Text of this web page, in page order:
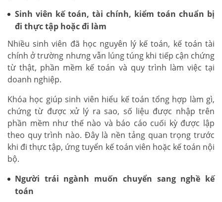
Sinh viên kế toán, tài chính, kiểm toán chuẩn bị
đi thực tập hoặc đi làm
Nhiều sinh viên đã học nguyên lý kế toán, kế toán tài
chính ở trường nhưng vẫn lúng túng khi tiếp cận chứng
từ thật, phần mềm kế toán và quy trình làm việc tại
doanh nghiệp.
Khóa học giúp sinh viên hiểu kế toán tổng hợp làm gì,
chứng từ được xử lý ra sao, số liệu được nhập trên
phần mềm như thế nào và báo cáo cuối kỳ được lập
theo quy trình nào. Đây là nền tảng quan trọng trước
khi đi thực tập, ứng tuyển kế toán viên hoặc kế toán nội
bộ.
Người trái ngành muốn chuyển sang nghề kế
toán